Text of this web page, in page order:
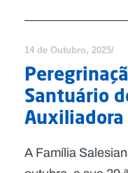
14 de Outubro, 2025
Santuário
Auxiliadora
A Família